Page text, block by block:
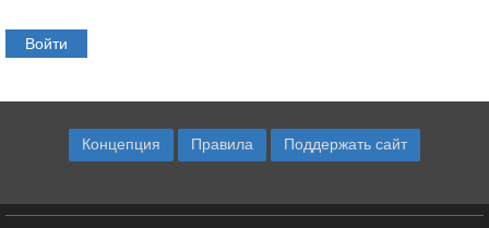
Концепция Правила Поддержать сайт